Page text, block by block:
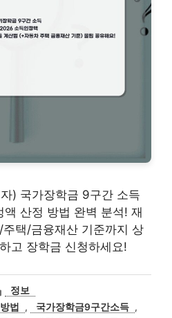
) 국가장학금 9구간 소득
산정 방법 완벽 분석! 재
택/금융재산 기준까지 상
고 장학금 신청하세요!
카
테
정보
법 , 국가장학금9구간소득 ,